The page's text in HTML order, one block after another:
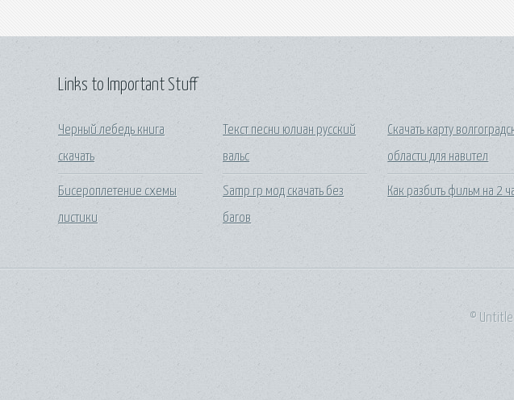
Links to Important Stuff
Черный лебедь книга
скачать
Бисероплетение схемы
листики
Текст песни юлиан русский
вальс
Samp rp мод скачать без
багов
Скачать карту
области для навител
Как разбить фильм на 2
©